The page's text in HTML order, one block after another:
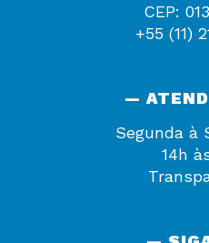
CEP:
+55 (11)
—
Segunda à
14h